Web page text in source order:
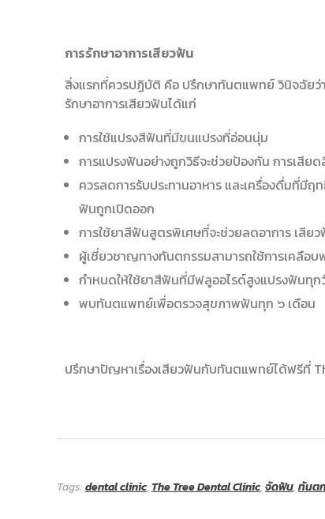
การรักษาอาการเสียวฟัน
สิ่งแรกที่ควรปฏิบัติ คือ ปรึกษาทันตแพทย์ วินิจฉัยว่า
รักษาอาการเสียวฟันได้แก่
การใช้แปรงสีฟันที่มีขนแปรงที่อ่อนนุ่ม
การแปรงฟันอย่างถูกวิธีจะช่วยป้องกัน การเสีย
ควรลดการรับประทานอาหาร และเครื่องดื่มที่มี
ฟันถูกเปิดออก
การใช้ยาสีฟันสูตรพิเศษที่จะช่วยลดอาการ เสีย
ผู้เชี่ยวชาญทางทันตกรรมสามารถใช้การเคลือ
กำหนดให้ใช้ยาสีฟันที่มีฟลูออไรด์สูงแปรงฟันทุก
พบทันตแพทย์เพื่อตรวจสุขภาพฟันทุก ๖ เดือน
ปรึกษาปัญหาเรื่องเสียวฟันกับทันตแพทย์ได้ฟรีที่
Tags:dental clinic, The Tree Dental Clinic,จัดฟัน,ทันต